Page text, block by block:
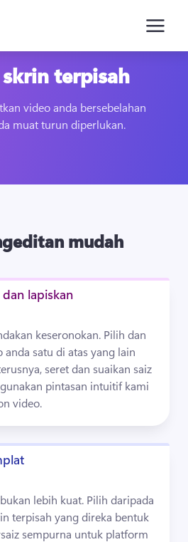
terpisah
video anda bersebelahan
muat turun diperlukan.
mudah
lapiskan
keseronokan. Pilih dan
satu di atas yang lain
seret dan suaikan saiz
pintasan intuitif kami
video.
lebih kuat. Pilih daripada
terpisah yang direka bentuk
sempurna untuk platform